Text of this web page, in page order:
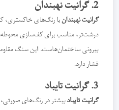
2. گرانیت نهبندان
گرانیت نهبندانبا رنگ‌های خاکستری،
درشت‌تر، مناسب برای کف‌سازی
بیرونی ساختمان‌هاست. این سنگ مقاومت
فشار دارد.
3. گرانیت تایباد
گرانیت تایباد بیشتر در رنگ‌های صورتی،